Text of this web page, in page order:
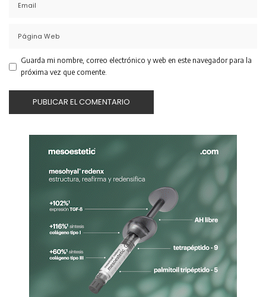
Guarda mi nombre, correo electrónico y web en este navegador para la
próxima vez que comente.